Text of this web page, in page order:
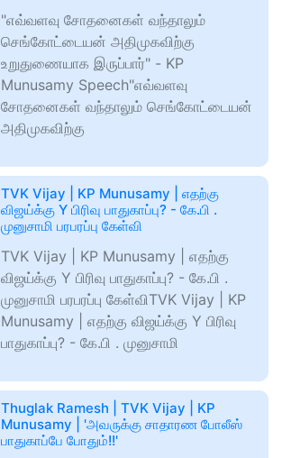
"எவ்வளவு சோதனைகள் வந்தாலும்
செங்கோட்டையன் அதிமுகவிற்கு
உறுதுணையாக இருப்பார்" - KP
Munusamy Speech"எவ்வளவு
சோதனைகள் வந்தாலும் செங்கோட்டையன்
அதிமுகவிற்கு
TVK Vijay | KP Munusamy | எதற்கு
விஜய்க்கு Y பிரிவு பாதுகாப்பு? - கே.பி .
முனுசாமி பரபரப்பு கேள்வி
TVK Vijay | KP Munusamy | எதற்கு
விஜய்க்கு Y பிரிவு பாதுகாப்பு? - கே.பி .
முனுசாமி பரபரப்பு கேள்விTVK Vijay | KP
Munusamy | எதற்கு விஜய்க்கு Y பிரிவு
பாதுகாப்பு? - கே.பி . முனுசாமி
Thuglak Ramesh | TVK Vijay | KP
Munusamy | 'அவருக்கு சாதாரண போலீஸ்
பாதுகாப்பே போதும்!!'